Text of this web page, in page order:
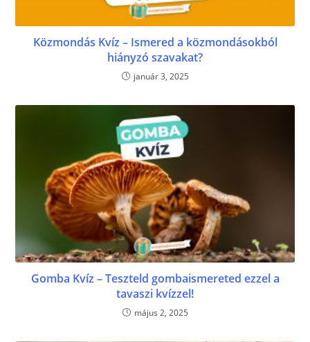
Közmondás Kvíz – Ismered a közmondásokból
hiányzó szavakat?
január 3, 2025
Gomba Kvíz – Teszteld gombaismereted ezzel a
tavaszi kvízzel!
május 2, 2025